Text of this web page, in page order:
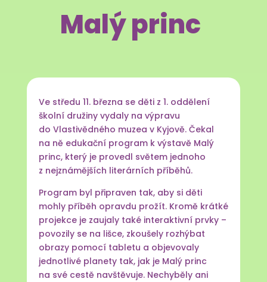
Malý princ
Ve středu 11. března se děti z 1. oddělení
školní družiny vydaly na výpravu
do Vlastivědného muzea v Kyjově. Čekal
na ně edukační program k výstavě Malý
princ, který je provedl světem jednoho
z nejznámějších literárních příběhů.
Program byl připraven tak, aby si děti
mohly příběh opravdu prožít. Kromě krátké
projekce je zaujaly také interaktivní prvky –
povozily se na lišce, zkoušely rozhýbat
obrazy pomocí tabletu a objevovaly
jednotlivé planety tak, jak je Malý princ
na své cestě navštěvuje. Nechyběly ani